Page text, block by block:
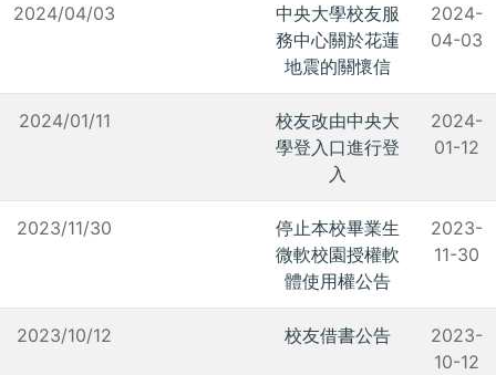
2024/04/03
中央大學校友服
務中心關於花蓮
地震的關懷信
2024-
04-03
2024/01/11
校友改由中央大
學登入口進行登
入
2024-
01-12
2023/11/30
停止本校畢業生
微軟校園授權軟
體使用權公告
2023-
11-30
2023/10/12 校友借書公告
2023-
10-12